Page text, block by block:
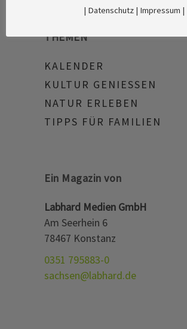
THEMEN
KALENDER
KULTUR GENIESSEN
NATUR ERLEBEN
TIPPS FÜR FAMILIEN
Ein Magazin von
Labhard Medien GmbH
Am Seerhein 6
78467 Konstanz
0351 795883-0
sachsen@labhard.de
| Datenschutz| Impressum |